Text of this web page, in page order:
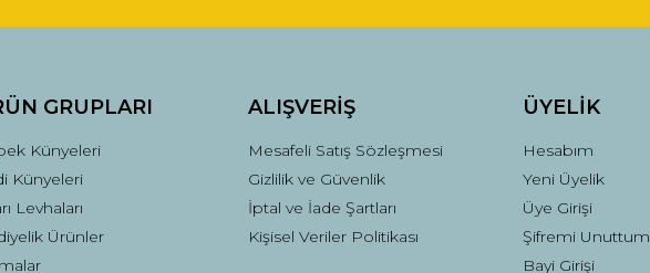
Gönder
GRUPLARI
Künyeleri
Künyeleri
Levhaları
Ürünler
ALIŞVERİŞ
Mesafeli Satış Sözleşmesi
Gizlilik ve Güvenlik
İptal ve İade Şartları
Kişisel Veriler Politikası
ÜYELİK
Hesabım
Yeni Üyelik
Üye Girişi
Şifremi Unuttum
Bayi Girişi